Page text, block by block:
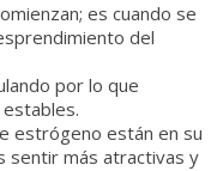
es cuando se
del
por lo que
estrógeno están en su
sentir más atractivas y